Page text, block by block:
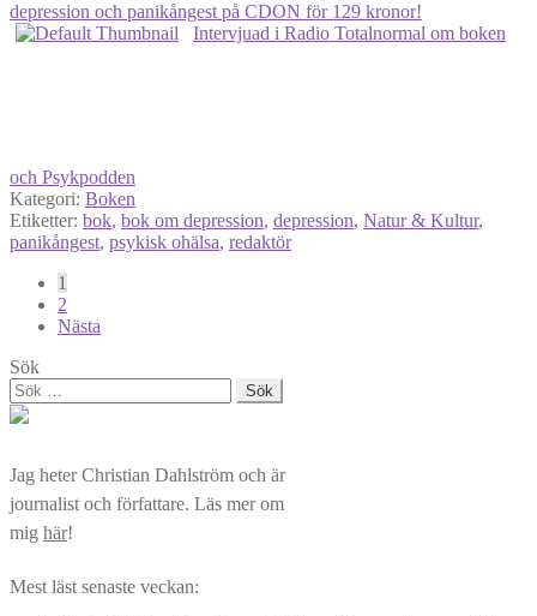
depression och panikångest på CDON för 129 kronor!
Intervjuad i Radio Totalnormal om boken
och Psykpodden
Kategori: Boken
Etiketter: bok, bok om depression, depression, Natur & Kultur,
panikångest, psykisk ohälsa, redaktör
Sidnumrering
för
inlägg
1
2
Nästa
Sök
Sök
efter:
Jag heter Christian Dahlström och är
journalist och författare. Läs mer om
mig här!
Mest läst senaste veckan: